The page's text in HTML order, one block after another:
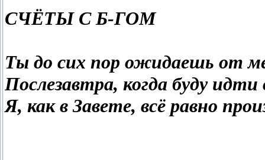
СЧЁТЫ С Б-ГОМ
Ты до сих пор ожидаешь от
Послезавтра, когда буду идти
Я, как в Завете, всё равно